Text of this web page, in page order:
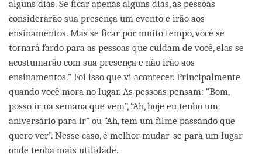
alguns dias. Se ficar apenas alguns dias, as pessoas
considerarão sua presença um evento e irão aos
ensinamentos. Mas se ficar por muito tempo, você se
tornará fardo para as pessoas que cuidam de você, elas se
acostumarão com sua presença e não irão aos
ensinamentos.” Foi isso que vi acontecer. Principalmente
quando você mora no lugar. As pessoas pensam: “Bom,
posso ir na semana que vem”, “Ah, hoje eu tenho um
aniversário para ir” ou “Ah, tem um filme passando que
quero ver”. Nesse caso, é melhor mudar-se para um lugar
onde tenha mais utilidade.